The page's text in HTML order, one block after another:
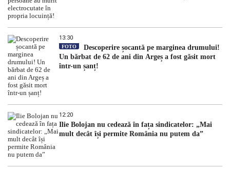
13:30
FOTO
Descoperire șocantă pe marginea drumului!
Un bărbat de 62 de ani din Argeș a fost găsit mort
într-un șanț!
12:20
Ilie Bolojan nu cedează în fața sindicatelor: „Mai
mult decât își permite România nu putem da”